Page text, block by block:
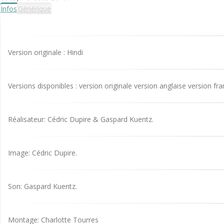
Infos Générique
Version originale : Hindi
Versions disponibles : version originale version anglaise version
Réalisateur: Cédric Dupire & Gaspard Kuentz.
Image: Cédric Dupire.
Son: Gaspard Kuentz.
Montage: Charlotte Tourres